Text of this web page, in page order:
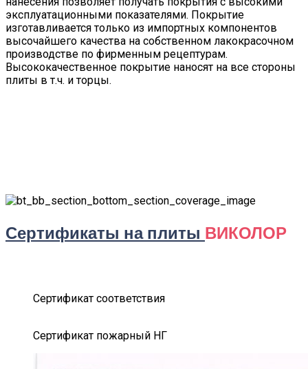
эксплуатационными показателями. Покрытие
изготавливается только из импортных компонентов
высочайшего качества на собственном лакокрасочном
производстве по фирменным рецептурам.
Высококачественное покрытие наносят на все стороны
плиты в т.ч. и торцы.
Сертификаты на плиты ВИКОЛОР
Сертификат соответствия
Сертификат пожарный НГ